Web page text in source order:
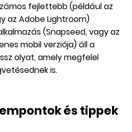
fejlettebb (például az
az Adobe Lightroom)
(Snapseed, vagy az
mobil verziója) áll a
olyat, amely megfelel
is.
és tippek